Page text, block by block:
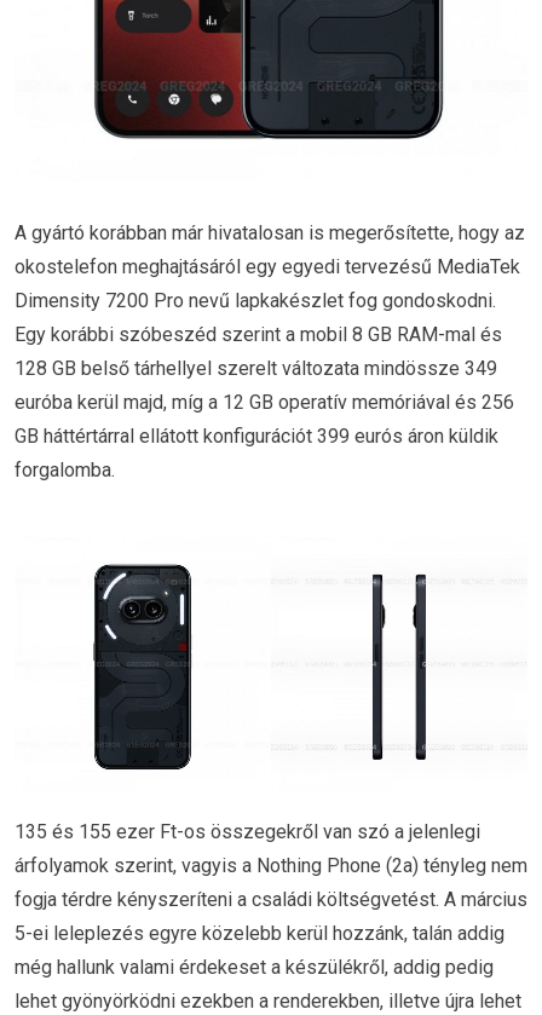
A gyártó korábban már hivatalosan is megerősítette, hogy az
okostelefon meghajtásáról egy egyedi tervezésű MediaTek
Dimensity 7200 Pro nevű lapkakészlet fog gondoskodni.
Egy korábbi szóbeszéd szerint a mobil 8 GB RAM-mal és
128 GB belső tárhellyel szerelt változata mindössze 349
euróba kerül majd, míg a 12 GB operatív memóriával és 256
GB háttértárral ellátott konfigurációt 399 eurós áron küldik
forgalomba.
135 és 155 ezer Ft-os összegekről van szó a jelenlegi
árfolyamok szerint, vagyis a Nothing Phone (2a) tényleg nem
fogja térdre kényszeríteni a családi költségvetést. A március
5-ei leleplezés egyre közelebb kerül hozzánk, talán addig
még hallunk valami érdekeset a készülékről, addig pedig
lehet gyönyörködni ezekben a renderekben, illetve újra lehet